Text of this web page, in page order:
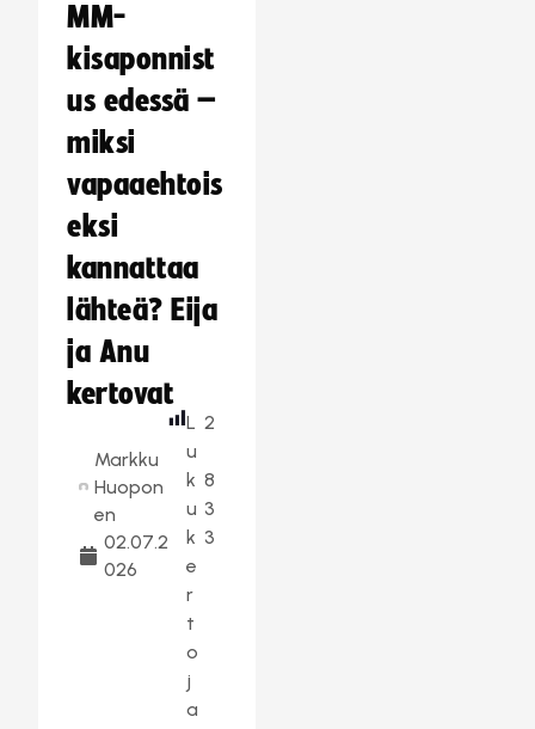
MM-
kisaponnist
us edessä –
miksi
vapaaehtois
eksi
kannattaa
lähteä? Eija
ja Anu
kertovat
Markku
Huopon
en
02.07.2
026
L
u
k
u
k
e
r
t
o
j
a
2
8
3
3